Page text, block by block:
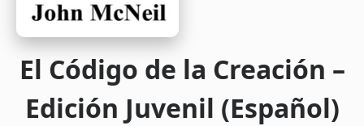
El Código de la Creación –
Edición Juvenil (Español)